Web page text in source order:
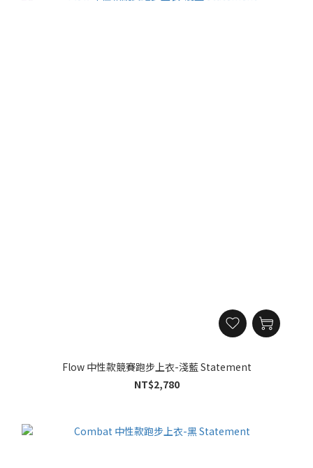
Flow 中性款競賽跑步上衣-淺藍 Statement
NT$2,780